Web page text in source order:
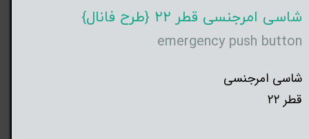
شاسی امرجنسی قطر ۲۲ {طرح فانال}
emergency push button
شاسی امرجنسی
قطر ۲۲